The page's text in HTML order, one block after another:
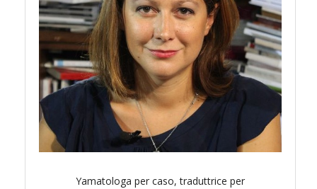
Yamatologa per caso, traduttrice per